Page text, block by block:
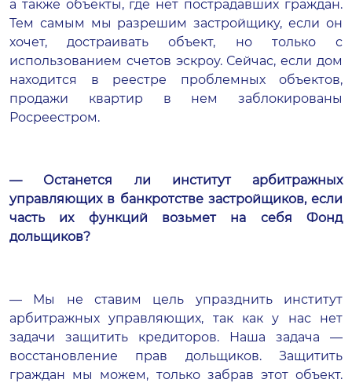
а также объекты, где нет пострадавших граждан.
Тем самым мы разрешим застройщику, если он
хочет, достраивать объект, но только с
использованием счетов эскроу. Сейчас, если дом
находится в реестре проблемных объектов,
продажи квартир в нем заблокированы
Росреестром.
— Останется ли институт арбитражных
управляющих в банкротстве застройщиков, если
часть их функций возьмет на себя Фонд
дольщиков?
— Мы не ставим цель упразднить институт
арбитражных управляющих, так как у нас нет
задачи защитить кредиторов. Наша задача —
восстановление прав дольщиков. Защитить
граждан мы можем, только забрав этот объект.